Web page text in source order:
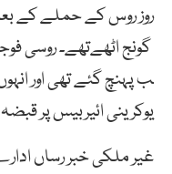
روز روس کے حملے کے
گونج اٹھےتھے۔ روسی
ب پہنچ گئے تھی اور
یوکرینی ائیربیس پر قبضہ
غیر ملکی خبر رساں